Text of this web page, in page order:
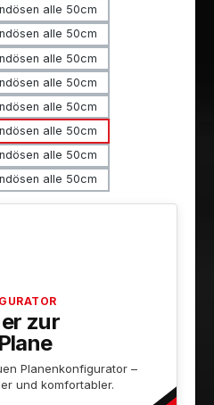
alle 50cm
alle 50cm
alle 50cm
alle 50cm
alle 50cm
alle 50cm
alle 50cm
alle 50cm
zur
Planenkonfigurator –
und komfortabler.